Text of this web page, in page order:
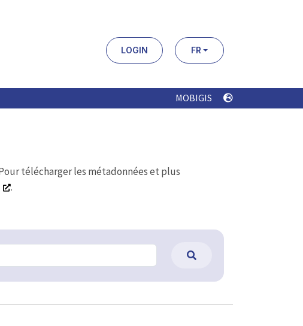
LOGIN FR
MOBIGIS
télécharger les métadonnées et plus
.